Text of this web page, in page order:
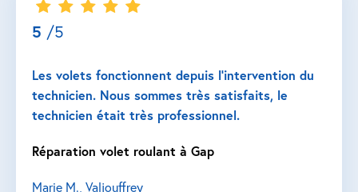
5 /5
Les volets fonctionnent depuis l’intervention du
technicien. Nous sommes très satisfaits, le
technicien était très professionnel.
Réparation volet roulant à Gap
Marie M., Valjouffrey